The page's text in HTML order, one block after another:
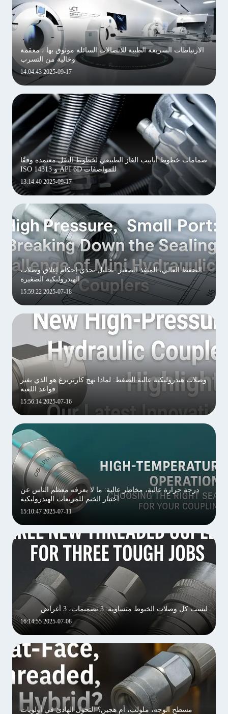
2025-09-17 14:04:43
الارتباطات السريعة الطبية للاتصالات السائلة موثوق بها ، معقمة
وخالية من التسرب
2025-09-17 13:14:40
صمامات خطوط أنابيب الغاز الطبيعي لخطوط النقل معتمدة وفقًا
للمواصفات API 6D و ISO 14313
2025-07-18 15:59:22
الضغط العالي، المنفذ الصغير: تحليل تحدي إحكام إغلاق وصلات
الهيدروليكية الصغيرة
2025-07-16 15:56:14
وصلات هيدروليكية عالية الضغط: لماذا نهج كارتربرغ هو الذي يغير
قواعد اللعبة
2025-07-11 15:10:47
درجة حرارة عالية، مخاطر عالية: ما لا يعرفه معظم الناس عن
اختيار الختم للمربعات الهيدروليكية
2025-07-08 16:14:55
ليست كل وصلات الخيوط متساوية: 3 تصميمات، 3 أغراض
مسطح الوجه، ملولب، أم هجين؟ التحول الهادئ في أولويات